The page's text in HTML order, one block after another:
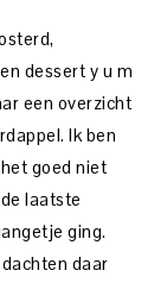
dessert y u m
een overzicht
Ik ben
goed niet
laatste
ging.
daar